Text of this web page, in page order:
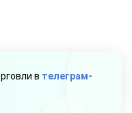
в телеграм-